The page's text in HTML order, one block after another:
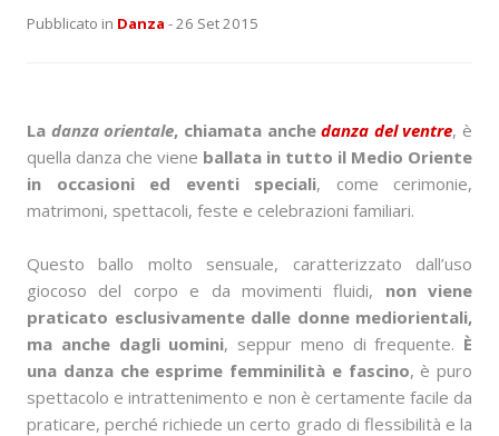
Pubblicato in Danza - 26 Set 2015
La danza orientale, chiamata anchedanza del ventre, è
quella danza che viene ballata in tutto il Medio Oriente
in occasioni ed eventi speciali, come cerimonie,
matrimoni, spettacoli, feste e celebrazioni familiari.
Questo ballo molto sensuale, caratterizzato dall’uso
giocoso del corpo e da movimenti fluidi, non viene
praticato esclusivamente dalle donne mediorientali,
ma anche dagli uomini, seppur meno di frequente. È
una danza che esprime femminilità e fascino, è puro
spettacolo e intrattenimento e non è certamente facile da
praticare, perché richiede un certo grado di flessibilità e la